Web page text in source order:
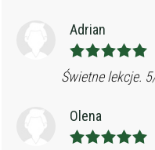
Adrian
Świetne lekcje.
Olena